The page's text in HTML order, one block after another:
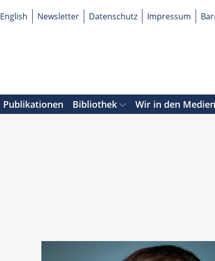
English Newsletter Datenschutz Impressum
Publikationen Bibliothek Wir in den Medien